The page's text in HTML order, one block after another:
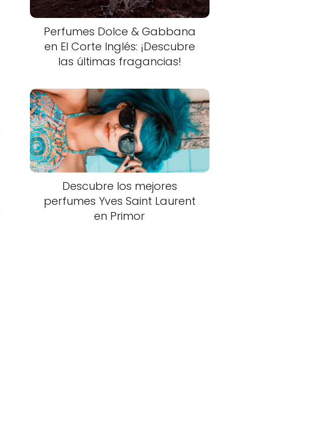
Perfumes Dolce & Gabbana
en El Corte Inglés: ¡Descubre
las últimas fragancias!
Descubre los mejores
perfumes Yves Saint Laurent
en Primor